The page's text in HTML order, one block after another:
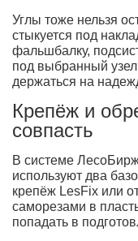
Углы тоже нельзя
стыкуется под
фальшбалку,
под выбранный
держаться на
Крепёж и
совпасть
В системе
используют два
крепёж LesFix или
саморезами в
попадать в